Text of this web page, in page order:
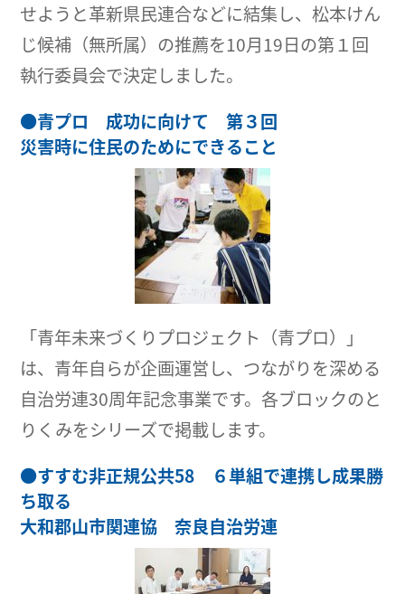
せようと革新県民連合などに結集し、松本けん
じ候補（無所属）の推薦を10月19日の第１回
執行委員会で決定しました。
●青プロ 成功に向けて 第３回
災害時に住民のためにできること
「青年未来づくりプロジェクト（青プロ）」
は、青年自らが企画運営し、つながりを深める
自治労連30周年記念事業です。各ブロックのと
りくみをシリーズで掲載します。
●すすむ非正規公共58 ６単組で連携し成果勝
ち取る
大和郡山市関連協 奈良自治労連